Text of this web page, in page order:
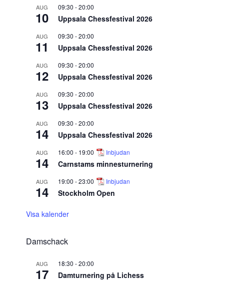
AUG
10
09:30 -20:00
Uppsala Chessfestival 2026
AUG
11
09:30 -20:00
Uppsala Chessfestival 2026
AUG
12
09:30 -20:00
Uppsala Chessfestival 2026
AUG
13
09:30 -20:00
Uppsala Chessfestival 2026
AUG
14
09:30 -20:00
Uppsala Chessfestival 2026
AUG
14
16:00 - 19:00 Inbjudan
Carnstams minnesturnering
AUG
14
19:00 -23:00 Inbjudan
Stockholm Open
Visa kalender
Damschack
AUG
17
18:30 -20:00
Damturnering på Lichess